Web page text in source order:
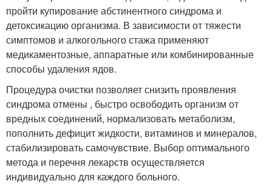
пройти купирование абстинентного синдрома и
детоксикацию организма. В зависимости от тяжести
симптомов и алкогольного стажа применяют
медикаментозные, аппаратные или комбинированные
способы удаления ядов.
Процедура очистки позволяет снизить проявления
синдрома отмены , быстро освободить организм от
вредных соединений, нормализовать метаболизм,
пополнить дефицит жидкости, витаминов и минералов,
стабилизировать самочувствие. Выбор оптимального
метода и перечня лекарств осуществляется
индивидуально для каждого больного.